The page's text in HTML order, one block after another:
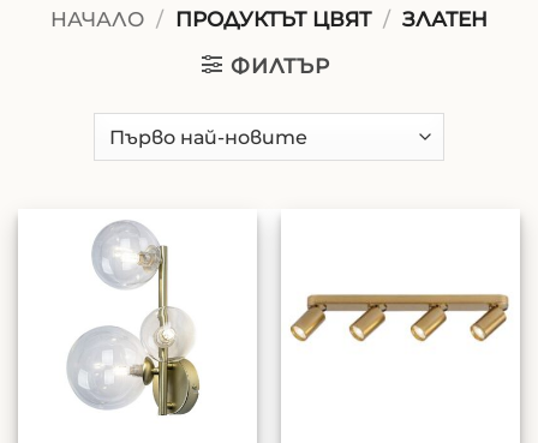
НАЧАЛО / ПРОДУКТЪТ ЦВЯТ / ЗЛАТЕН
ФИЛТЪР